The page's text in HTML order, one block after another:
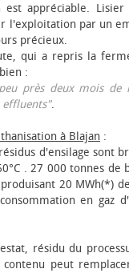
est appréciable.
l'exploitation par un
précieux.
qui a repris la
:
près deux mois de
effluents".
à Blajan :
d'ensilage sont
. 27 000 tonnes de
20 MWh(*)
en gaz
résidu du
contenu peut